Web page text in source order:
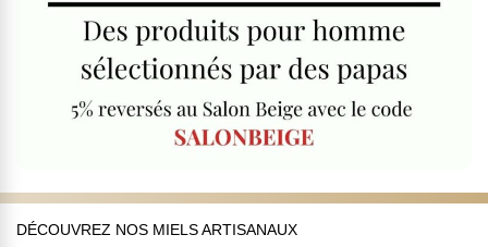
DÉCOUVREZ NOS MIELS ARTISANAUX